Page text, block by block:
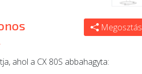
Megosztás
ahol a CX 80S abbahagyta: